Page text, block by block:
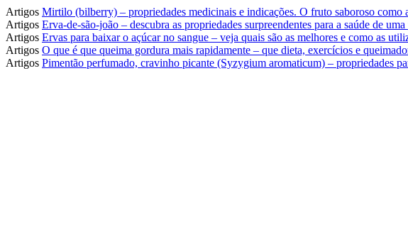
Artigos Mirtilo (bilberry) – propriedades medicinais e indicações. O fruto saboroso como
Artigos Erva-de-são-joão – descubra as propriedades surpreendentes para a saúde de
Artigos Ervas para baixar o açúcar no sangue – veja quais são as melhores e como as
Artigos O que é que queima gordura mais rapidamente – que dieta, exercícios e
Artigos Pimentão perfumado, cravinho picante (Syzygium aromaticum) – propriedades